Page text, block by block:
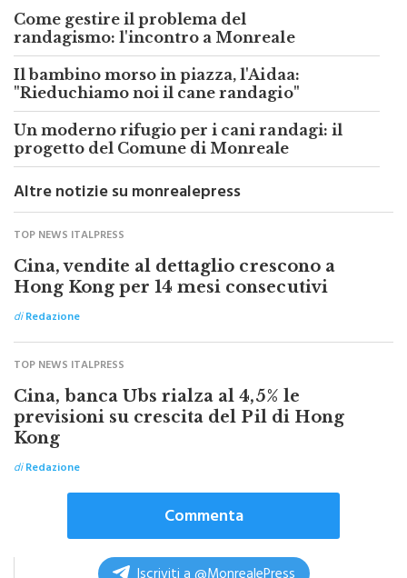
randagismo: l'incontro a Monreale
Il bambino morso in piazza, l'Aidaa:
"Rieduchiamo noi il cane randagio"
Un moderno rifugio per i cani randagi: il
progetto del Comune di Monreale
Altre notizie su monrealepress
TOP NEWS ITALPRESS
Cina, vendite al dettaglio crescono a
Hong Kong per 14 mesi consecutivi
diRedazione
TOP NEWS ITALPRESS
Cina, banca Ubs rialza al 4,5% le
previsioni su crescita del Pil di Hong
Kong
diRedazione
Commenta
Iscriviti a @MonrealePress